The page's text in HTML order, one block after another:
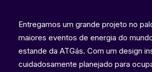
Entregamos um grande projeto no
maiores eventos de energia do
estande da ATGás. Com um design
cuidadosamente planejado para